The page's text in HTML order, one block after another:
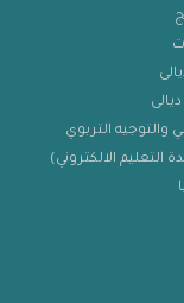
والتوجيه التربوي
التعليم الالكتروني)